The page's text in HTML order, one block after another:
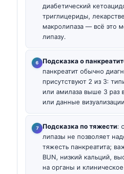
диабетический
триглицериды,
макролипаза — всё это
липазу.
Подсказка о
панкреатит обычно
присутствуют 2 из 3:
или амилаза выше 3 раз
или данные
Подсказка по тяжести:
липазы не позволяет
тяжесть панкреатита;
BUN, низкий кальций,
на органы и